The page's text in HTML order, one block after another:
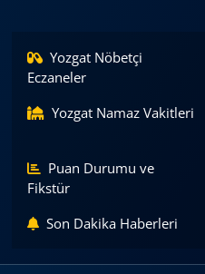
Yozgat Nöbetçi
Eczaneler
Yozgat Namaz Vakitleri
Puan Durumu ve
Fikstür
Son Dakika Haberleri